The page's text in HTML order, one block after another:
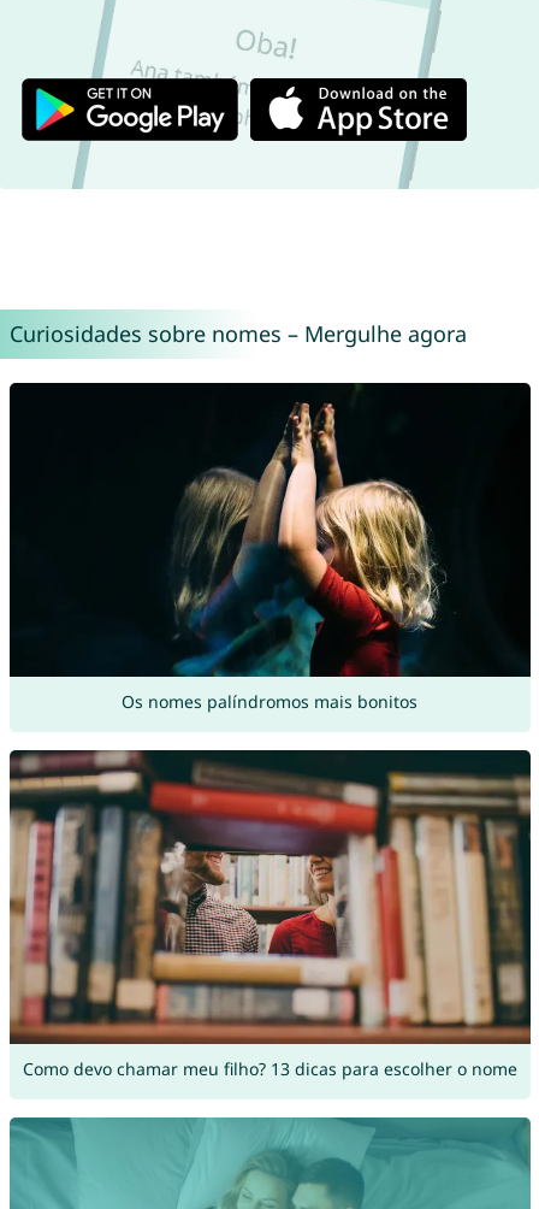
Curiosidades sobre nomes – Mergulhe agora
Os nomes palíndromos mais bonitos
Como devo chamar meu filho? 13 dicas para escolher o nome